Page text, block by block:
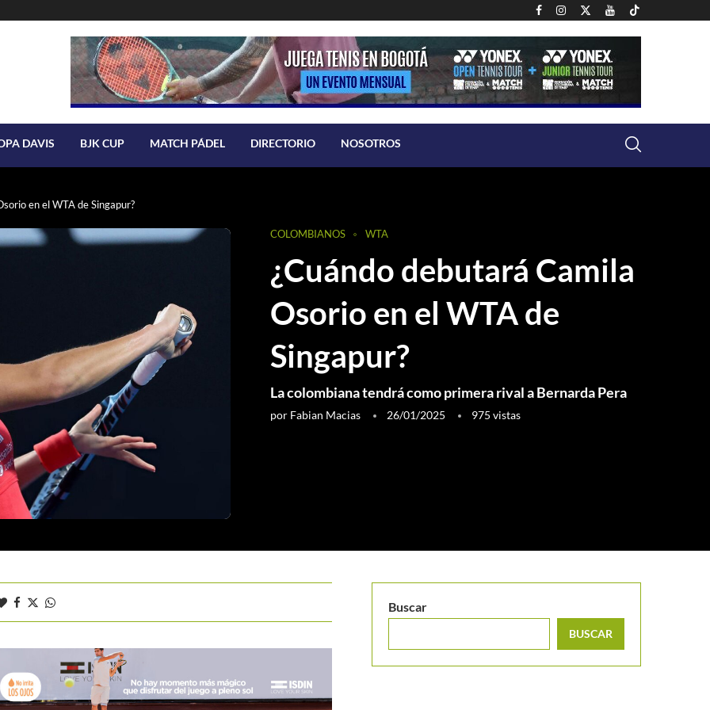
DAVIS BJK CUP MATCH PÁDEL DIRECTORIO NOSOTROS
en el WTA de Singapur?
COLOMBIANOS WTA
¿Cuándo debutará Camila
Osorio en el WTA de
Singapur?
La colombiana tendrá como primera rival a Bernarda Pera
por Fabian Macias 26/01/2025 975 vistas
Buscar
BUSCAR